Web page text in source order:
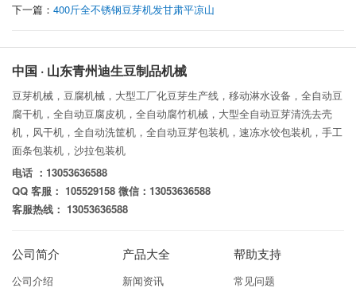
下一篇： 400斤全不锈钢豆芽机发甘肃平凉山
中国 · 山东青州迪生豆制品机械
豆芽机械，豆腐机械，大型工厂化豆芽生产线，移动淋水设备，全自动豆
腐干机，全自动豆腐皮机，全自动腐竹机械，大型全自动豆芽清洗去壳
机，风干机，全自动洗筐机，全自动豆芽包装机，速冻水饺包装机，手工
面条包装机，沙拉包装机
电话 ：13053636588
QQ 客服： 105529158 微信：13053636588
客服热线： 13053636588
公司简介
公司介绍
产品大全
新闻资讯
帮助支持
常见问题